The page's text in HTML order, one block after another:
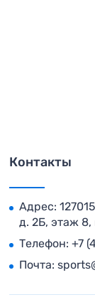
Контакты
Адрес:
д. 2Б, этаж
Телефон: +7
Почта: